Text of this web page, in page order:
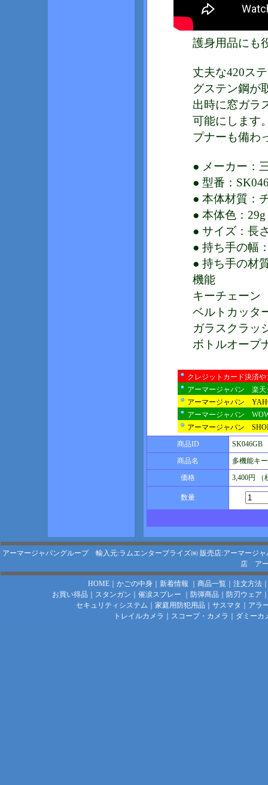
護身用品にも
丈夫な420ス
グステン鋼が
出時に窓ガラ
可能にします
プナーも備わ
● メーカー：
● 型番：
● 本体材質：
● 本体色：
● サイズ：長
● 持ち手の幅
● 持ち手の材
機能
キーチェーン
ベルトカッタ
ガラスクラッ
ボトルオープ
クレジットカード決済
アーマージャパン 楽天
アーマージャパン
アーマージャパン
アーマージャパン
商品ID
SK046GB
商品名
多機能キ
価格
3,400円 （
数量
アーマージャパングループ 輸入元:ラムエンタープライズ㈱ 販売店:アーマージャ
店
ア
HOME｜ かごの中身｜ 新着情報 商品一覧｜ 注文方法
お買い得品
スタンガン 催涙スプレー 防弾商品 防刃ウェア
セキュリティシステム
家庭用防犯用品 サスマタ
アラ
トレイルカメラ
スコープ・カメラ ダミーカ